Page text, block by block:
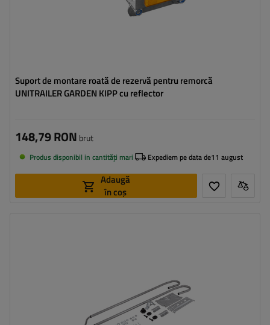
Suport de montare roată de rezervă pentru remorcă
UNITRAILER GARDEN KIPP cu reflector
148,79 RON brut
Produs disponibil in cantități mari Expediem pe data de11 august
Adaugă
în coș